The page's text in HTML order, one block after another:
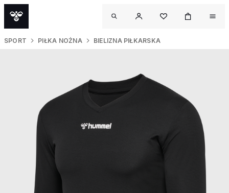
SPORT PIŁKA NOŻNA BIELIZNA PIŁKARSKA